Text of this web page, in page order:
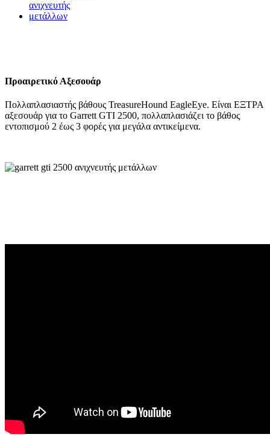
Προαιρετικό Αξεσουάρ
Πολλαπλασιαστής βάθους TreasureHound EagleEye. Eίναι ΕΞΤΡΑ
αξεσουάρ για το Garrett GTI 2500, πολλαπλασιάζει το βάθος
εντοπισμού 2 έως 3 φορές για μεγάλα αντικείμενα.